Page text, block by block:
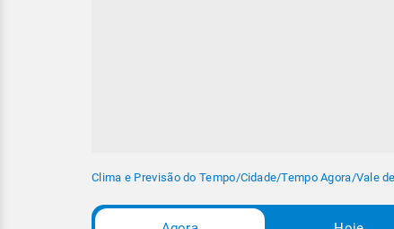
Clima e Previsão do Tempo/Cidade/Tempo Agora/Vale